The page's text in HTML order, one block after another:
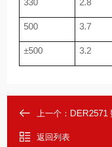
330 2.8
500 3.7
±500 3.2
上一个： DER2571
返回列表